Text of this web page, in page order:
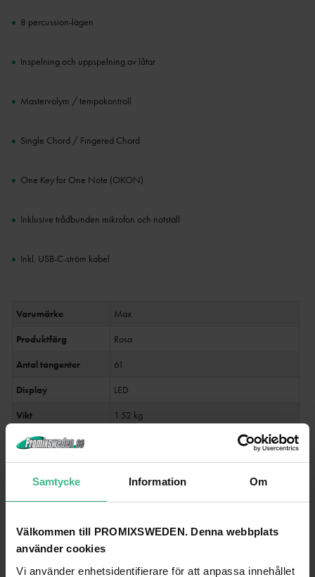
Samtycke Information Om
Välkommen till PROMIXSWEDEN. Denna webbplats
använder cookies
Vi använder enhetsidentifierare för att anpassa innehållet
8 percussion-lägen
Inspelning och uppspelning av låtar
Mastervolym / tempokontroll
Single Chord / Fingered Chord
One Key for One Note (OKON)
Inklusive trådbunden mikrofon och notställ
Inkl. USB-C-ström kabel
Varumärke
Max
Produktfärg
Rosa
Antal tangenter
61
Display
LED
Vikt
1.52 kg
Mått (L x B x H)
Medföljande tillbehör
Handhållen mikrofon (trådbunden), USB-kabel
ANDRA TITTADE PÅ